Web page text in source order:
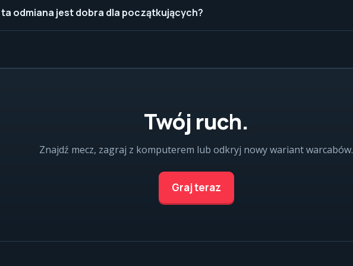
odmiana jest dobra dla początkujących?
Twój ruch.
Znajdź mecz, zagraj z komputerem lub odkryj nowy wariant warcabów.
Graj teraz